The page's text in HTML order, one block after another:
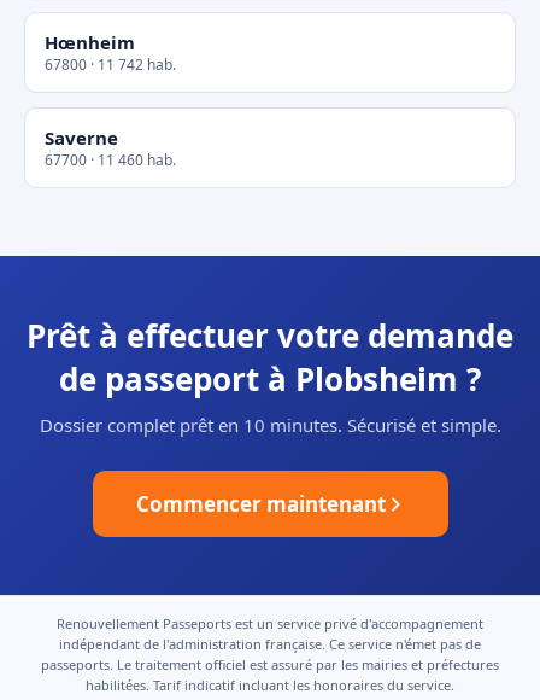
Hœnheim
67800 · 11 742 hab.
Saverne
67700 · 11 460 hab.
Prêt à effectuer votre demande
de passeport à Plobsheim ?
Dossier complet prêt en 10 minutes. Sécurisé et simple.
Commencer maintenant
Renouvellement Passeports est un service privé d'accompagnement
indépendant de l'administration française. Ce service n'émet pas de
passeports. Le traitement officiel est assuré par les mairies et préfectures
habilitées. Tarif indicatif incluant les honoraires du service.